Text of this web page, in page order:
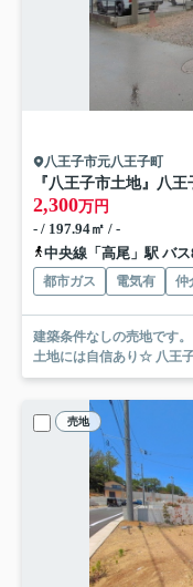
八王子市元八王子町
2,300万円
- / 197.94㎡ / -
中央線「高尾」駅 バ
都市ガス 電気有 仲
建築条件なしの売地です。 八王子の新築戸建・中古戸建 マンション・
土地に
売地